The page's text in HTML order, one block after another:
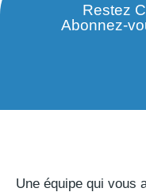
Restez
Abonnez-
Une équipe qui vous